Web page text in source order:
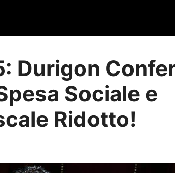
Durigon
Sociale e
Ridotto!